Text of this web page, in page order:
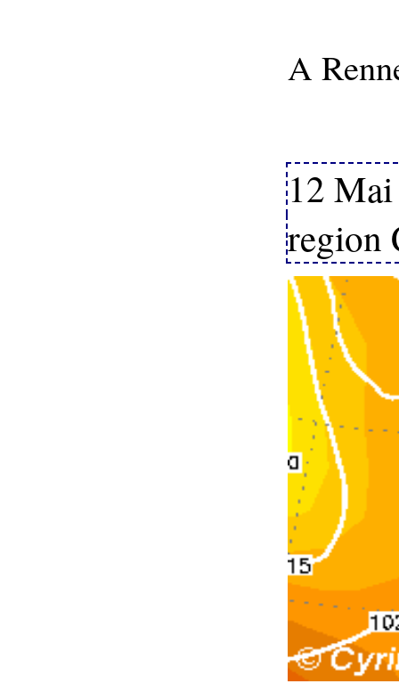
A
12
region